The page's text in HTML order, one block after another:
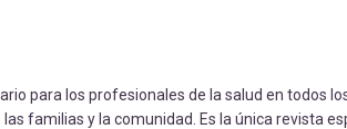
para los profesionales de la salud en todos
familias y la comunidad. Es la única revista